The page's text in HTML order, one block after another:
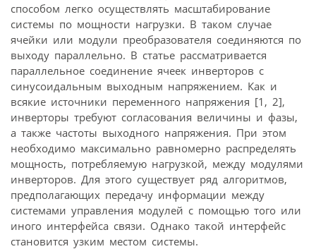
способом легко осуществлять масштабирование
системы по мощности нагрузки. В таком случае
ячейки или модули преобразователя соединяются по
выходу параллельно. В статье рассматривается
параллельное соединение ячеек инверторов с
синусоидальным выходным напряжением. Как и
всякие источники переменного напряжения [1, 2],
инверторы требуют согласования величины и фазы,
а также частоты выходного напряжения. При этом
необходимо максимально равномерно распределять
мощность, потребляемую нагрузкой, между модулями
инверторов. Для этого существует ряд алгоритмов,
предполагающих передачу информации между
системами управления модулей с помощью того или
иного интерфейса связи. Однако такой интерфейс
становится узким местом системы.